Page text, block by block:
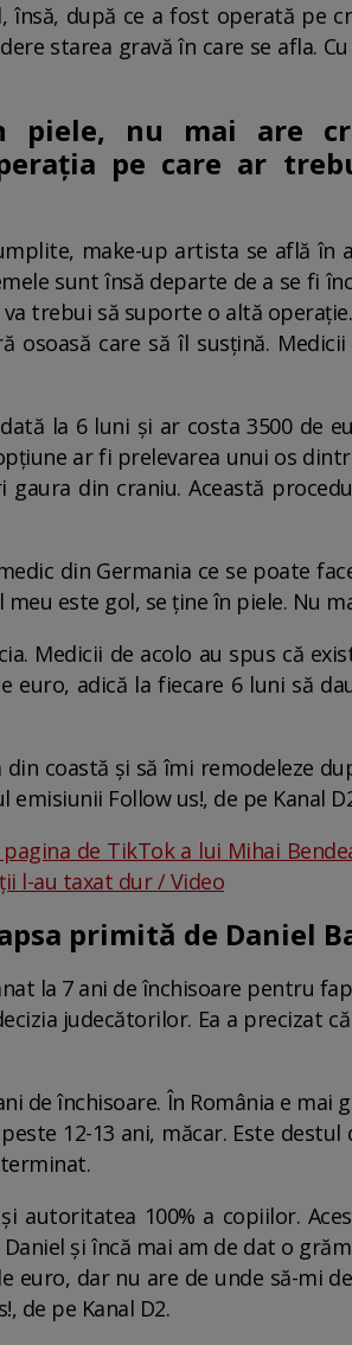
însă, după ce a fost operată pe
starea gravă în care se afla.
piele, nu mai are
pe care ar
make-up artista se află
sunt însă departe de a se fi
trebui să suporte o altă
care să îl susțină.
la 6 luni și ar costa 3500 de
ar fi prelevarea unui os
gaura din craniu. Această
din Germania ce se poate
este gol, se ține în piele. Nu
Medicii de acolo au spus că
euro, adică la fiecare 6 luni să
coastă și să îmi remodeleze
emisiunii Follow us!, de pe Kanal
de TikTok a lui Mihai
l-au taxat dur / Video
primită de Daniel
la 7 ani de închisoare pentru
judecătorilor. Ea a precizat
de închisoare. În România e mai
12-13 ani, măcar. Este destul
autoritatea 100% a copiilor.
și încă mai am de dat o
euro, dar nu are de unde să-mi
de pe Kanal D2.